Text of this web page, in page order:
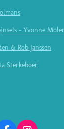
- Yvonne
& Rob Janssen
Sterkeboer